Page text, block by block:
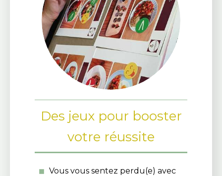
Des jeux pour booster
votre réussite
Vous vous sentez perdu(e) avec